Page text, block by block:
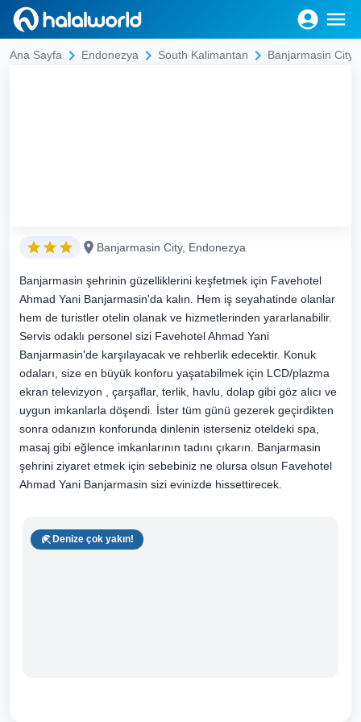
Ana Sayfa Endonezya South Kalimantan Banjarmasin City
Banjarmasin City, Endonezya
Banjarmasin şehrinin güzelliklerini keşfetmek için Favehotel
Ahmad Yani Banjarmasin'da kalın. Hem iş seyahatinde olanlar
hem de turistler otelin olanak ve hizmetlerinden yararlanabilir.
Servis odaklı personel sizi Favehotel Ahmad Yani
Banjarmasin'de karşılayacak ve rehberlik edecektir. Konuk
odaları, size en büyük konforu yaşatabilmek için LCD/plazma
ekran televizyon , çarşaflar, terlik, havlu, dolap gibi göz alıcı ve
uygun imkanlarla döşendi. İster tüm günü gezerek geçirdikten
sonra odanızın konforunda dinlenin isterseniz oteldeki spa,
masaj gibi eğlence imkanlarının tadını çıkarın. Banjarmasin
şehrini ziyaret etmek için sebebiniz ne olursa olsun Favehotel
Ahmad Yani Banjarmasin sizi evinizde hissettirecek.
Denize çok yakın!